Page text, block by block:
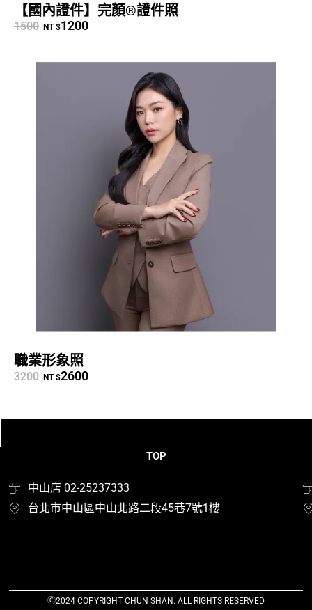
【國內證件】完顏®證件照
1500 NT $1200
職業形象照
3200 NT $2600
TOP
中山店 02-25237333
台北市中山區中山北路二段45巷7號1樓
Ⓒ2024 COPYRIGHT CHUN SHAN. ALL RIGHTS RESERVED